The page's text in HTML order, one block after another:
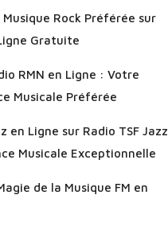
Rock Préférée sur
Gratuite
RMN en Ligne : Votre
Musicale Préférée
en Ligne sur Radio TSF Jazz
Musicale Exceptionnelle
de la Musique FM en